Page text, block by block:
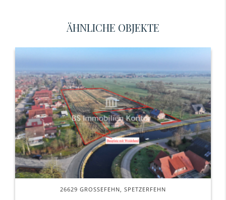
ÄHNLICHE OBJEKTE
26629 GROSSEFEHN, SPETZERFEHN